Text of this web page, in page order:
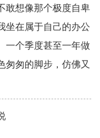
敢想像那个极度自卑
坐在属于自己的办公
一个季度甚至一年做
匆匆的脚步，仿佛又